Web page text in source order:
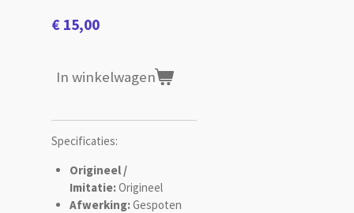
€ 15,00
In winkelwagen
Specificaties:
Origineel /
Imitatie:Origineel
Afwerking:Gespoten